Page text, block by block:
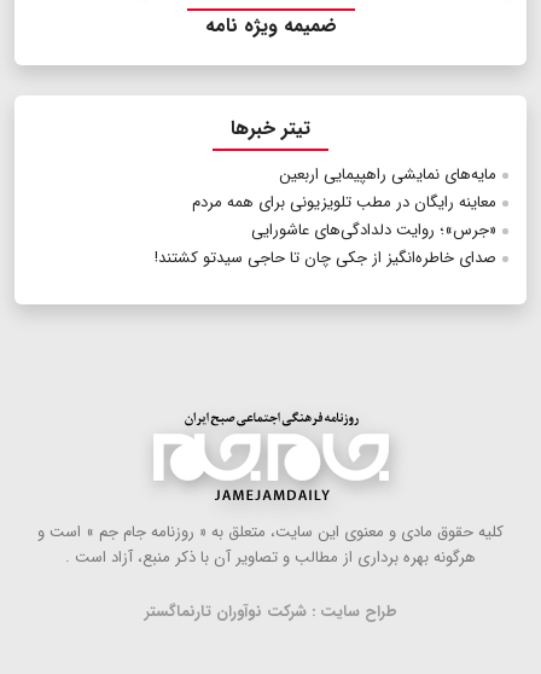
ضمیمه ویژه نامه
تیتر خبرها
مایه‌های نمایشی راهپیمایی اربعین
معاینه رایگان در مطب تلویزیونی برای همه مردم
«جرس»؛ روایت دلدادگی‌های عاشورایی
صدای خاطره‌انگیز از جکی چان تا حاجی سیدتو کشتند!
كلیه حقوق مادی و معنوی این سایت، متعلق به « روزنامه جام جم » است و
هرگونه بهره ‌برداری از مطالب و تصاویر آن با ذكر منبع، آزاد است .
طراح سایت : شرکت نوآوران تارنماگستر